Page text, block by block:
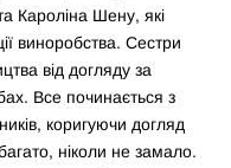
Кароліна Шену, які
виноробства. Сестри
від догляду за
Все починається з
коригуючи догляд
ніколи не замало.